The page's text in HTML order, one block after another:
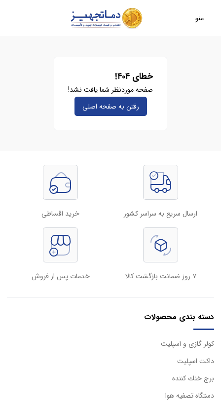
منو
خطای ۴۰۴!
صفحه موردنظر شما یافت نشد!
رفتن به صفحه‌ اصلی
ارسال سریع به سراسر کشور خرید اقساطی
۷ روز ضمانت بازگشت کالا خدمات پس از فروش
دسته بندی محصولات
كولر گازی و اسپليت
داكت اسپليت
برج خنك كننده
دستگاه تصفيه هوا